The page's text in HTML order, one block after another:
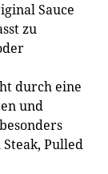
Sauce
zu
durch eine
und
Pulled